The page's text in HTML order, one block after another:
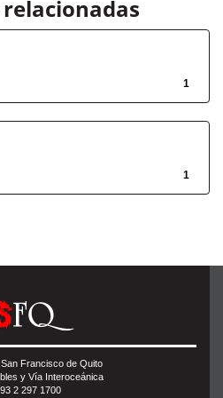
1
1
Francisco de Quito
y Vía Interoceánica
2 297 1700